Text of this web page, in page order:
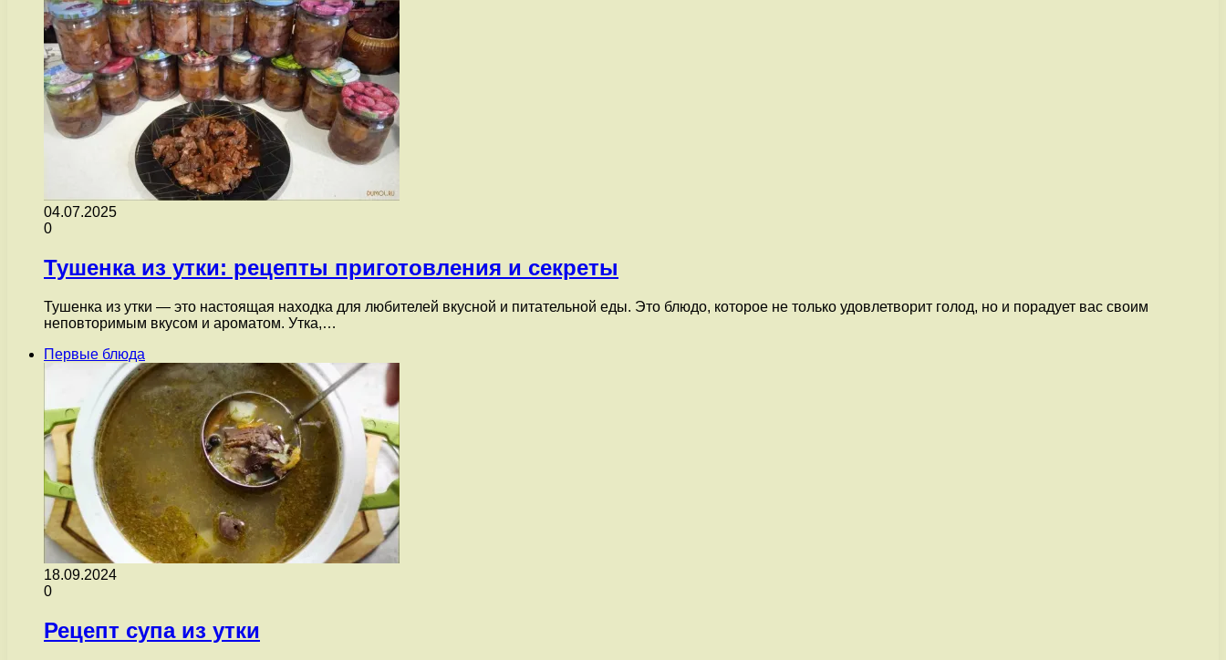
04.07.2025
0
Тушенка из утки: рецепты приготовления и секреты
Тушенка из утки — это настоящая находка для любителей вкусной и питательной еды. Это блюдо, которое не только удовлетворит голод, но и порадует вас своим
неповторимым вкусом и ароматом. Утка,…
Первые блюда
18.09.2024
0
Рецепт супа из утки